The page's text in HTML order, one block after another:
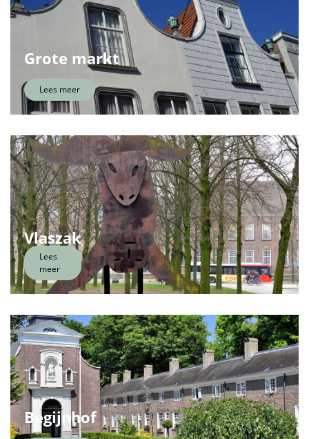
Grote markt
Lees meer
Vlaszak
Lees
meer
Begijnhof